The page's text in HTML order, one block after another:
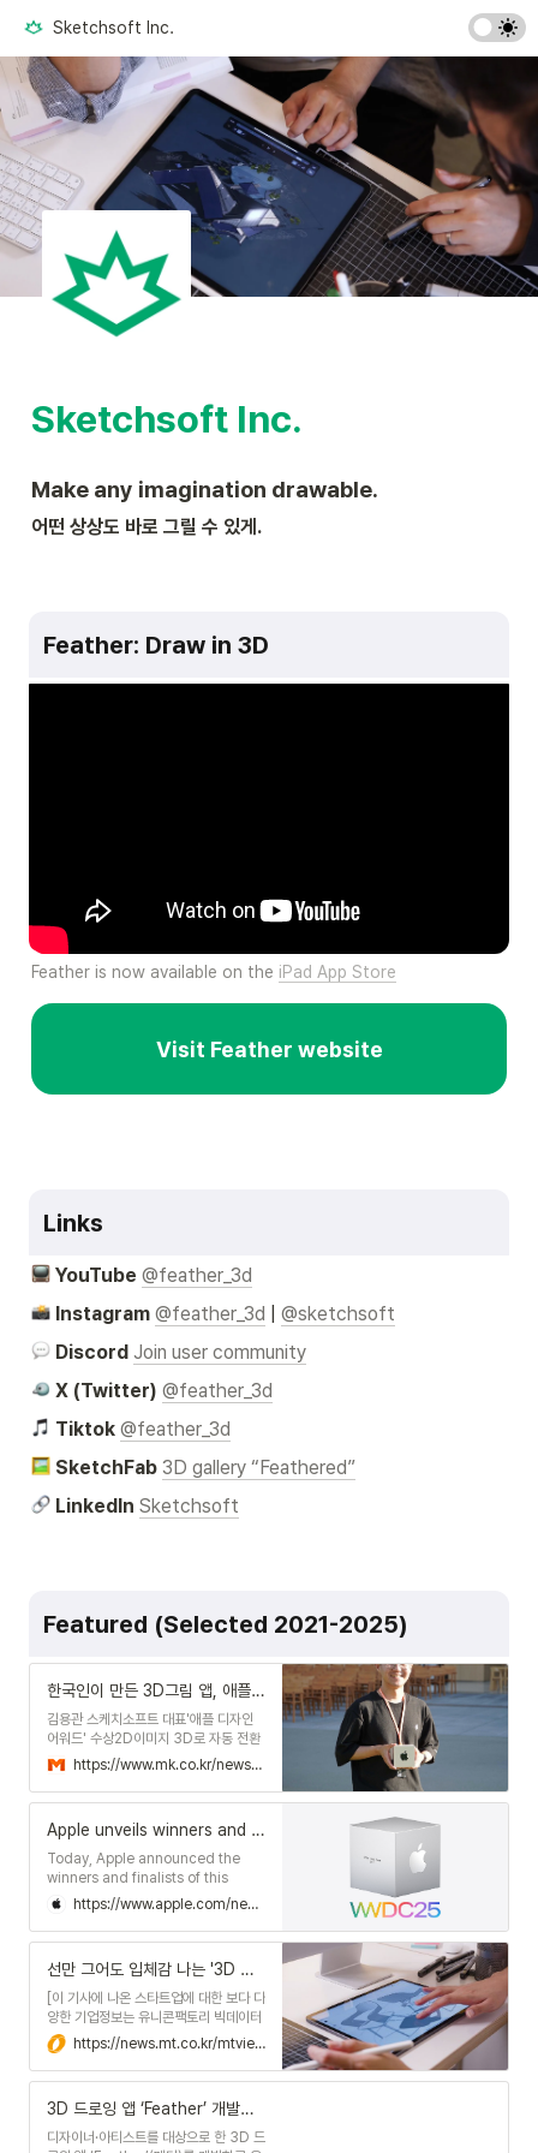
Sketchsoft Inc.
Sketchsoft Inc.
Make any imagination drawable.
어떤 상상도 바로 그릴 수 있게.
Feather: Draw in 3D
Feather is now available on the iPad App Store
Visit Feather website
Links
YouTube @feather_3d
Instagram @feather_3d
@sketchsoft
Discord Join user community
X (Twitter) @feather_3d
Tiktok @feather_3d
SketchFab 3D gallery “Feathered”
LinkedIn Sketchsoft
Featured (Selected 2021-2025)
한국인이 만든 3D그림 앱, 애플도 반했다 - 매일경제
김용관 스케치소프트 대표'애플 디자인
어워드' 수상2D이미지 3D로 자동 전환
https://www.mk.co.kr/news/it/11340181
Apple unveils winners and finalists of the 2025 Apple Design Awards
Today, Apple announced the
winners and finalists of this
year’s Apple Design Awards,
celebrating 12 apps and games
that set a high bar in design.
https://www.apple.com/newsroom/2025/06/apple-unveils-winners-and-finalists-of-the-2025-apple-design-awards/
선만 그어도 입체감 나는 '3D 드로잉 SW'…AI붐에 '숨은 재능' 꽃핀다 - 머니투데이
[이 기사에 나온 스타트업에 대한 보다 다
양한 기업정보는 유니콘팩토리 빅데이터
플랫폼 '데이터랩'에서 볼 수 있습니다.]
텍스트→이미지→음성→동영상→(?) 생
성형 AI(인공지능)의 진화 속도가 가파르
생성형 AI '소라 터보'는 최대 20초 길이
의 동영상을 수 초 만에 자동 제작한다.
https://news.mt.co.kr/mtview.php?no=2025012108453380257
3D 드로잉 앱 ‘Feather’ 개발사 스케치소프트, 베이스벤처스로부터 시리즈 A 브릿지 투자 유치 - 플래텀
디자이너·아티스트를 대상으로 한 3D 드